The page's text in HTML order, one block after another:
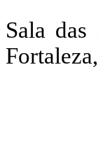
Sala